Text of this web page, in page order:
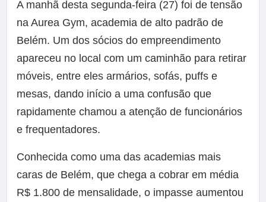
A manhã desta segunda-feira (27) foi de tensão
na Aurea Gym, academia de alto padrão de
Belém. Um dos sócios do empreendimento
apareceu no local com um caminhão para retirar
móveis, entre eles armários, sofás, puffs e
mesas, dando início a uma confusão que
rapidamente chamou a atenção de funcionários
e frequentadores.
Conhecida como uma das academias mais
caras de Belém, que chega a cobrar em média
R$ 1.800 de mensalidade, o impasse aumentou